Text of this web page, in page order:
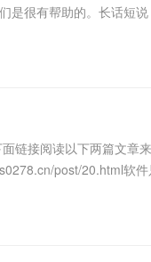
是很有帮助的。长话短
链接阅读以下两篇文章
post/20.html软